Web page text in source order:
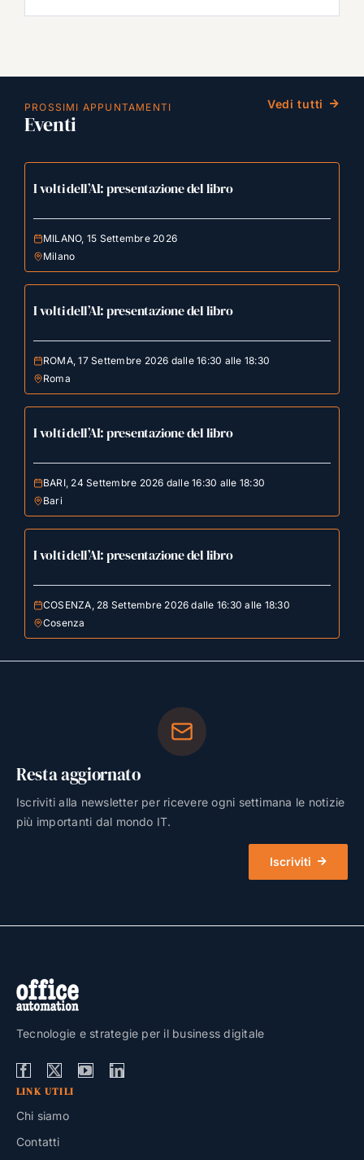
PROSSIMI APPUNTAMENTI
Eventi
Vedi tutti
I volti dell’AI: presentazione del libro
MILANO, 15 Settembre 2026
Milano
I volti dell’AI: presentazione del libro
ROMA, 17 Settembre 2026 dalle 16:30 alle 18:30
Roma
I volti dell’AI: presentazione del libro
BARI, 24 Settembre 2026 dalle 16:30 alle 18:30
Bari
I volti dell’AI: presentazione del libro
COSENZA, 28 Settembre 2026 dalle 16:30 alle 18:30
Cosenza
Resta aggiornato
Iscriviti alla newsletter per ricevere ogni settimana le notizie
più importanti dal mondo IT.
Iscriviti
Tecnologie e strategie per il business digitale
LINK UTILI
Chi siamo
Contatti